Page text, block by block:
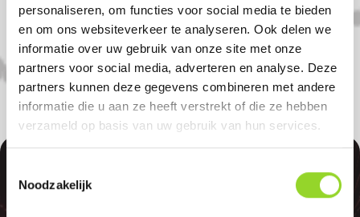
personaliseren, om functies voor social media te bieden
en om ons websiteverkeer te analyseren. Ook delen we
informatie over uw gebruik van onze site met onze
partners voor social media, adverteren en analyse. Deze
partners kunnen deze gegevens combineren met andere
informatie die u aan ze heeft verstrekt of die ze hebben
verzameld op basis van uw gebruik van hun services.
Noodzakelijk
bent uiteraard ook welkom als u uit
Heythuysen, Horn of Heibloem komt.